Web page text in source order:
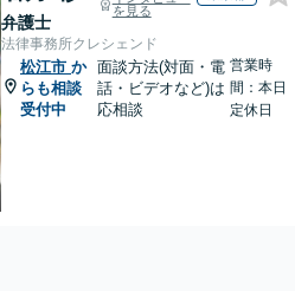
弁護士
を見る
法律事務所クレシェンド
松江市 か
らも相談
受付中
面談方法(対面・電
話・ビデオなど)は
応相談
営業時
間：本日
定休日